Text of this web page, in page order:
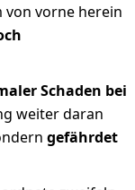
von vorne herein
Schaden bei
weiter daran
gefährdet